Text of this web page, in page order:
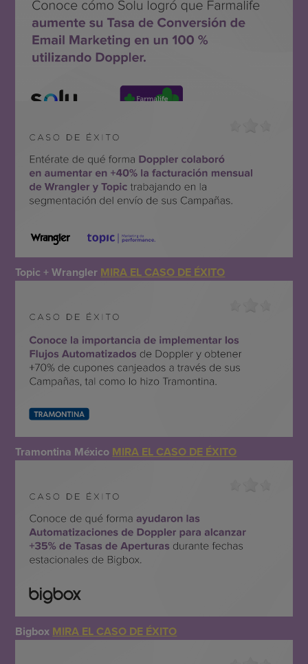
Solu + Farmalife MIRA EL CASO DE ÉXITO
Topic + Wrangler MIRA EL CASO DE ÉXITO
Tramontina México MIRA EL CASO DE ÉXITO
Bigbox MIRA EL CASO DE ÉXITO